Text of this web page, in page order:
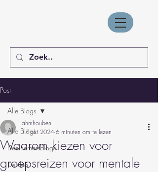
Post
Alle Blogs
Deelnemersblogs
Derden
Alle Blogs
Waarom kiezen voor
groepsreizen voor mentale
ahmhouben
17 okt 2024 6 minuten om te lezen